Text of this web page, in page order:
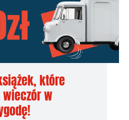
które
w